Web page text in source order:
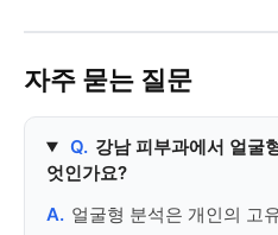
자주 묻는 질문
Q. 강남 피부과에서 얼굴
엇인가요?
A. 얼굴형 분석은 개인의 고